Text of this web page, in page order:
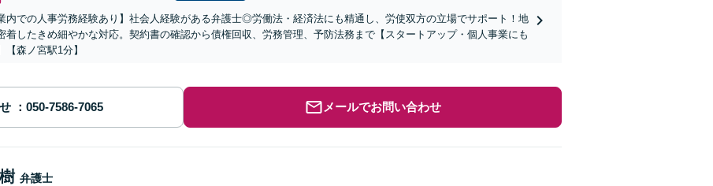
内での人事労務経験あり】社会人経験がある弁護士◎労働法・経済法にも精通し、労使双方の立場でサポート！地
着したきめ細やかな対応。契約書の確認から債権回収、労務管理、予防法務まで【スタートアップ・個人事業にも
【森ノ宮駅1分】
メールでお問い合わせ
弁護士